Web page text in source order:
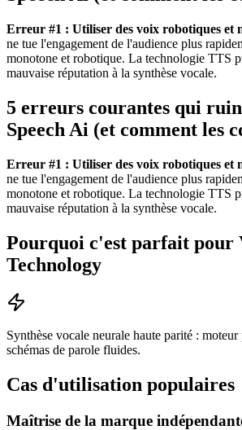
Erreur #1 : Utiliser des voix robotiques et
ne tue l'engagement de l'audience plus
monotone et robotique. La technologie TTS
mauvaise réputation à la synthèse vocale.
5 erreurs courantes qui
Speech Ai (et comment les
Erreur #1 : Utiliser des voix robotiques et
ne tue l'engagement de l'audience plus
monotone et robotique. La technologie TTS
mauvaise réputation à la synthèse vocale.
Pourquoi c'est parfait pour
Technology
Synthèse vocale neurale haute parité :
schémas de parole fluides.
Cas d'utilisation populaires
Maîtrise de la marque